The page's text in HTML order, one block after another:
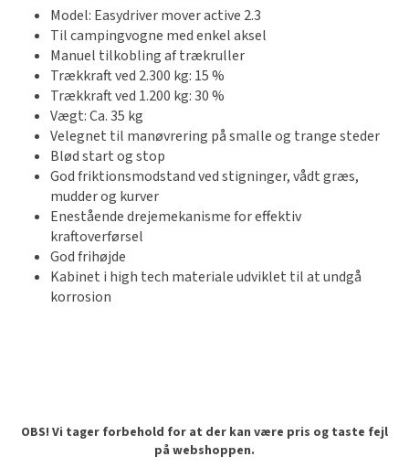
Model: Easydriver mover active 2.3
Til campingvogne med enkel aksel
Manuel tilkobling af trækruller
Trækkraft ved 2.300 kg: 15 %
Trækkraft ved 1.200 kg: 30 %
Vægt: Ca. 35 kg
Velegnet til manøvrering på smalle og trange steder
Blød start og stop
God friktionsmodstand ved stigninger, vådt græs,
mudder og kurver
Enestående drejemekanisme for effektiv
kraftoverførsel
God frihøjde
Kabinet i high tech materiale udviklet til at undgå
korrosion
OBS! Vi tager forbehold for at der kan være pris og taste fejl
på webshoppen.